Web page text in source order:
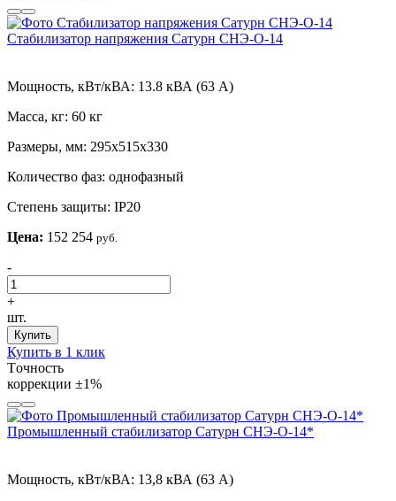
Стабилизатор напряжения Сатурн СНЭ-О-14
Мощность, кВт/кВА: 13.8 кВА (63 А)
Масса, кг: 60 кг
Размеры, мм: 295х515х330
Количество фаз: однофазный
Степень защиты: IP20
Цена: 152 254 руб.
-
+
шт.
Купить
Купить в 1 клик
Tочность
коррекции ±1%
Промышленный стабилизатор Сатурн СНЭ-О-14*
Мощность, кВт/кВА: 13,8 кВА (63 А)